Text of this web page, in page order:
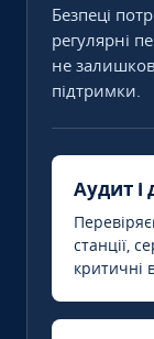
Безпеці
регулярні
не
підтримки.
Аудит і
станції,
критичні